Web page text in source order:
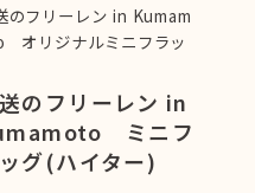
のフリーレン in Kumam
オリジナルミニフラッ
のフリーレン in
ミニフ
グ(ハイター)